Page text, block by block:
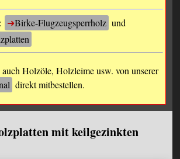
Birke-Flugzeugsperrholz und
Holzöle, Holzleime usw. von unserer
direkt mitbestellen.
mit keilgezinkten